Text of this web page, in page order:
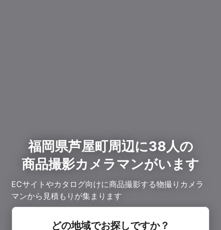
福岡県芦屋町周辺に38人の
商品撮影カメラマンがいます
ECサイトやカタログ向けに商品撮影する物撮りカメラ
マンから見積もりが集まります
どの地域でお探しですか？